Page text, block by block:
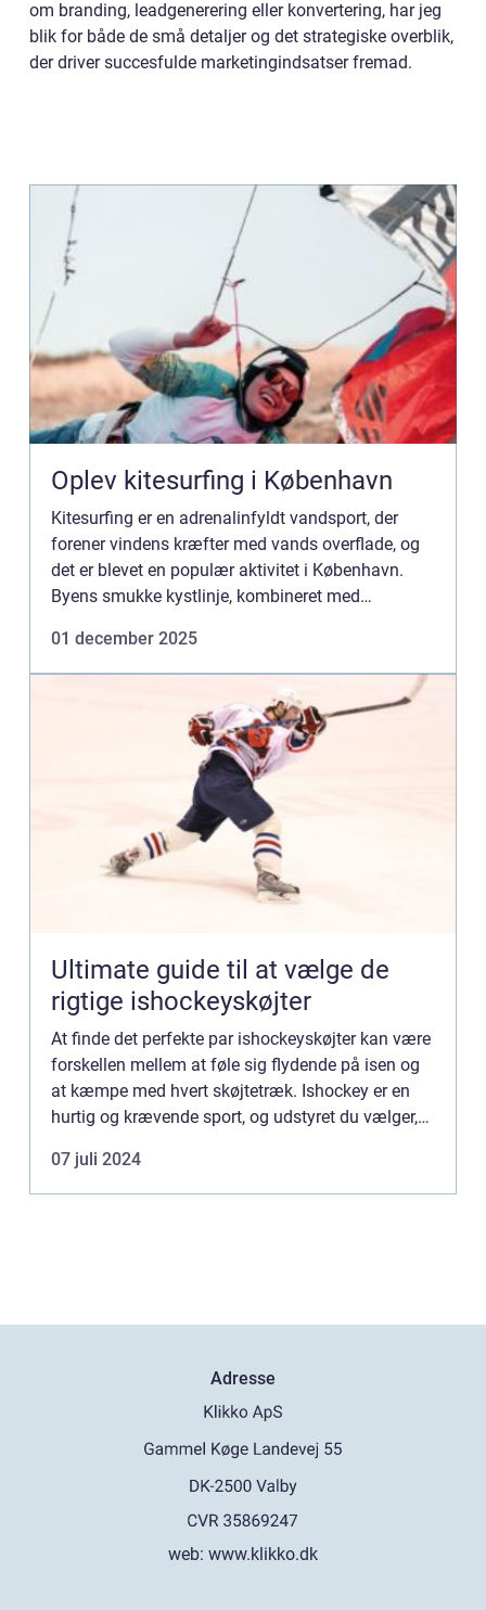
om branding, leadgenerering eller konvertering, har jeg
blik for både de små detaljer og det strategiske overblik,
der driver succesfulde marketingindsatser fremad.
Oplev kitesurfing i København
Kitesurfing er en adrenalinfyldt vandsport, der
forener vindens kræfter med vands overflade, og
det er blevet en populær aktivitet i København.
Byens smukke kystlinje, kombineret med
01 december 2025
Ultimate guide til at vælge de
rigtige ishockeyskøjter
At finde det perfekte par ishockeyskøjter kan være
forskellen mellem at føle sig flydende på isen og
at kæmpe med hvert skøjtetræk. Ishockey er en
hurtig og krævende sport, og udstyret du vælger,
sikkerh...
07 juli 2024
Adresse
web: www.klikko.dk